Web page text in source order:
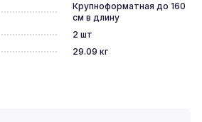
Крупноформатная до 160
см в длину
2 шт
29.09 кг